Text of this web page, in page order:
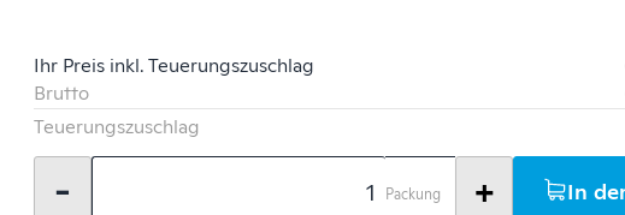
Ihr Preis inkl. Teuerungszuschlag
Brutto
Teuerungszuschlag
- Packung + In